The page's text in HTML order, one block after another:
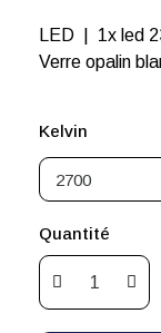
LED | 1x led
Verre opalin
Kelvin
Quantité